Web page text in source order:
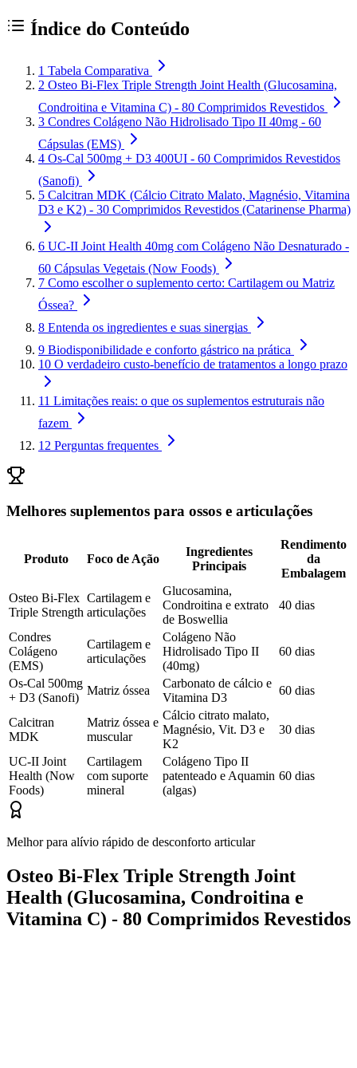
Índice do Conteúdo
1 Tabela Comparativa
2 Osteo Bi-Flex Triple Strength Joint Health (Glucosamina,
Condroitina e Vitamina C) - 80 Comprimidos Revestidos
3 Condres Colágeno Não Hidrolisado Tipo II 40mg - 60
Cápsulas (EMS)
4 Os-Cal 500mg + D3 400UI - 60 Comprimidos Revestidos
(Sanofi)
5 Calcitran MDK (Cálcio Citrato Malato, Magnésio, Vitamina
D3 e K2) - 30 Comprimidos Revestidos (Catarinense Pharma)
6 UC-II Joint Health 40mg com Colágeno Não Desnaturado -
60 Cápsulas Vegetais (Now Foods)
7 Como escolher o suplemento certo: Cartilagem ou Matriz
Óssea?
8 Entenda os ingredientes e suas sinergias
9 Biodisponibilidade e conforto gástrico na prática
10 O verdadeiro custo-benefício de tratamentos a longo prazo
11 Limitações reais: o que os suplementos estruturais não
fazem
12 Perguntas frequentes
Melhores suplementos para ossos e articulações
Produto Foco de Ação
Ingredientes
Principais
Rendimento
da
Embalagem
Osteo Bi-Flex
Triple Strength
Cartilagem e
articulações
Glucosamina,
Condroitina e extrato
de Boswellia
40 dias
Condres
Colágeno
(EMS)
Cartilagem e
articulações
Colágeno Não
Hidrolisado Tipo II
(40mg)
60 dias
Os-Cal 500mg
+ D3 (Sanofi)
Matriz óssea
Carbonato de cálcio e
Vitamina D3
60 dias
Calcitran
MDK
Matriz óssea e
muscular
Cálcio citrato malato,
Magnésio, Vit. D3 e
K2
30 dias
UC-II Joint
Health (Now
Foods)
Cartilagem
com suporte
mineral
Colágeno Tipo II
patenteado e Aquamin
(algas)
60 dias
Melhor para alívio rápido de desconforto articular
Osteo Bi-Flex Triple Strength Joint
Health (Glucosamina, Condroitina e
Vitamina C) - 80 Comprimidos Revestidos